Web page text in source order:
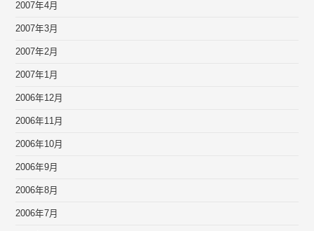
2007年4月
2007年3月
2007年2月
2007年1月
2006年12月
2006年11月
2006年10月
2006年9月
2006年8月
2006年7月